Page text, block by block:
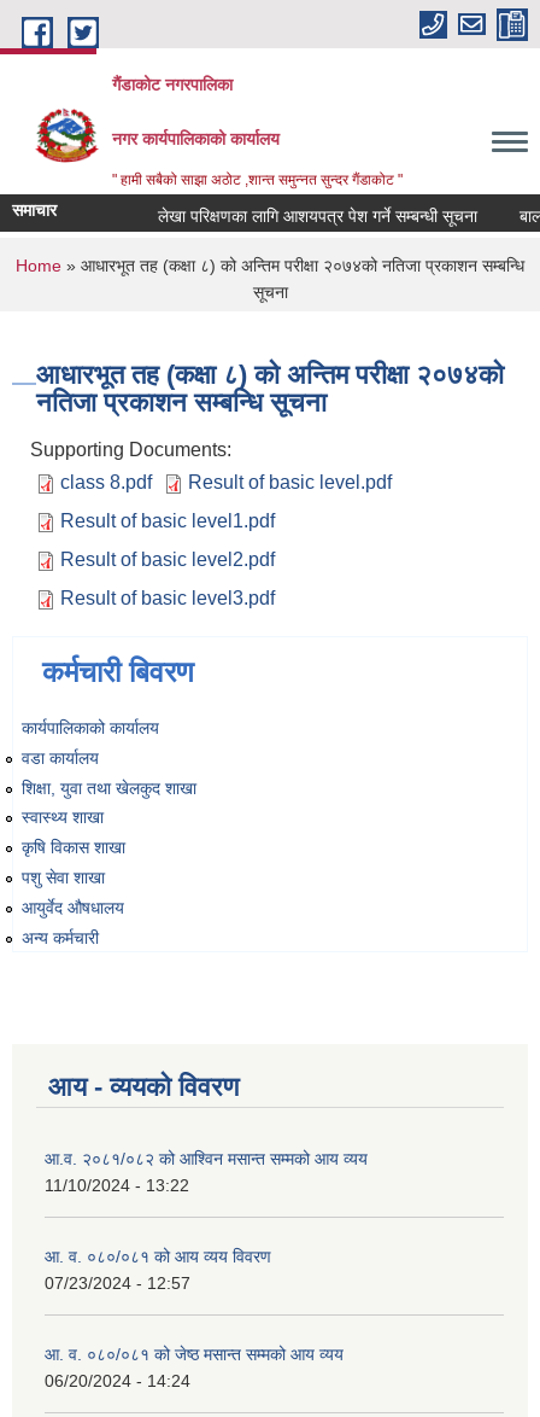
Skip to main content
गैंडाकोट नगरपालिका
नगर कार्यपालिकाको कार्यालय
" हामी सबैको साझा अठोट ,शान्त समुन्नत सुन्दर गैंडाकोट "
समाचार लेखा परिक्षणका लागि आशयपत्र पेश गर्ने सम्बन्धी सूचना
You are here
Home » आधारभूत तह (कक्षा ८) को अन्तिम परीक्षा २०७४को नतिजा प्रकाशन सम्बन्धि
सूचना
आधारभूत तह (कक्षा ८) को अन्तिम परीक्षा २०७४को
नतिजा प्रकाशन सम्बन्धि सूचना
Supporting Documents:
class 8.pdf
Result of basic level.pdf
Result of basic level1.pdf
Result of basic level2.pdf
Result of basic level3.pdf
कर्मचारी बिवरण
कार्यपालिकाको कार्यालय
वडा कार्यालय
शिक्षा, युवा तथा खेलकुद शाखा
स्वास्थ्य शाखा
कृषि विकास शाखा
पशु सेवा शाखा
आयुर्वेद औषधालय
अन्य कर्मचारी
आय - व्ययको विवरण
आ.व. २०८१/०८२ को आश्विन मसान्त सम्मको आय व्यय
11/10/2024 - 13:22
आ. व. ०८०/०८१ को आय व्यय विवरण
07/23/2024 - 12:57
आ. व. ०८०/०८१ को जेष्ठ मसान्त सम्मको आय व्यय
06/20/2024 - 14:24